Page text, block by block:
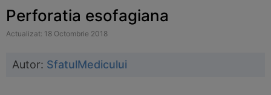
Perforatia esofagiana
Actualizat: 18 Octombrie 2018
Autor: SfatulMedicului